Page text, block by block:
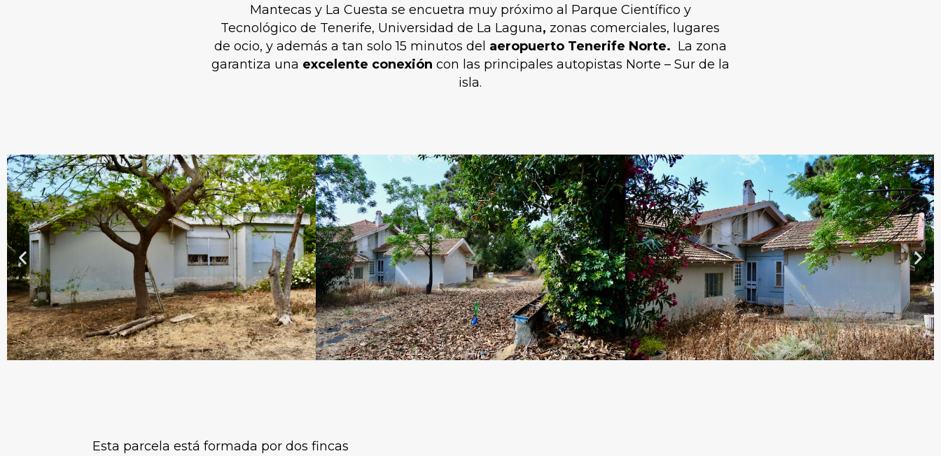
Mantecas y La Cuesta se encuetra muy próximo al Parque Científico y
Tecnológico de Tenerife, Universidad de La Laguna, zonas comerciales, lugares
de ocio, y además a tan solo 15 minutos del aeropuerto Tenerife Norte. La zona
garantiza una excelente conexión con las principales autopistas Norte – Sur de la
isla.
Esta parcela está formada por dos fincas